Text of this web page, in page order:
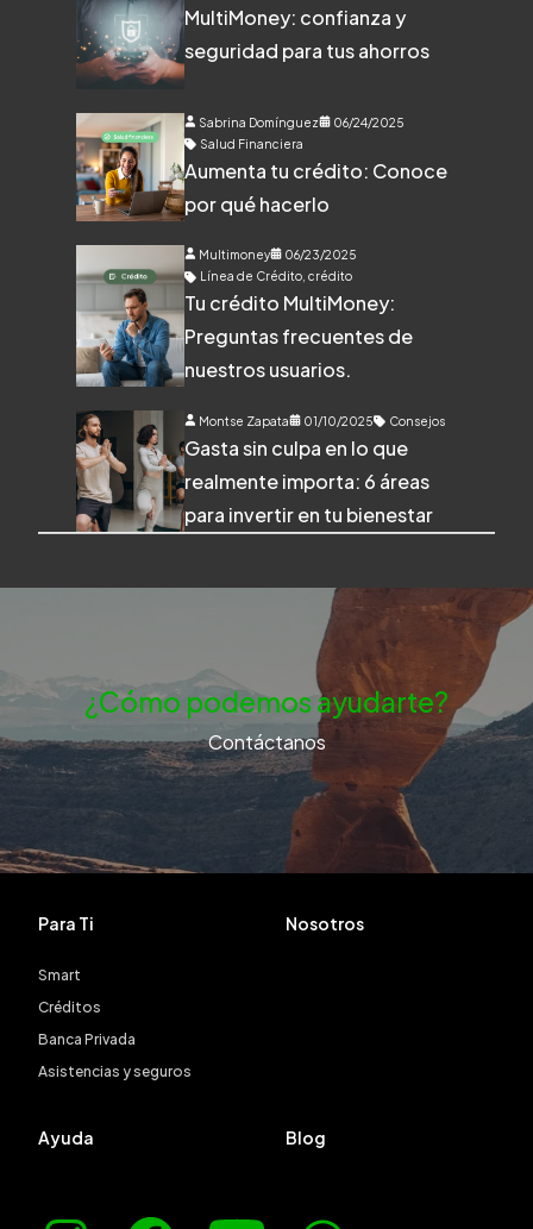
MultiMoney: confianza y
seguridad para tus ahorros
Sabrina Domínguez
06/24/2025
Salud Financiera
Aumenta tu crédito: Conoce
por qué hacerlo
Multimoney
06/23/2025
Línea de Crédito ,crédito
Tu crédito MultiMoney:
Preguntas frecuentes de
nuestros usuarios.
Montse Zapata 01/10/2025 Consejos
Gasta sin culpa en lo que
realmente importa: 6 áreas
para invertir en tu bienestar
¿Cómo podemos ayudarte?
Contáctanos
Para Ti
Smart
Créditos
Banca Privada
Asistencias y seguros
Nosotros
Ayuda Blog